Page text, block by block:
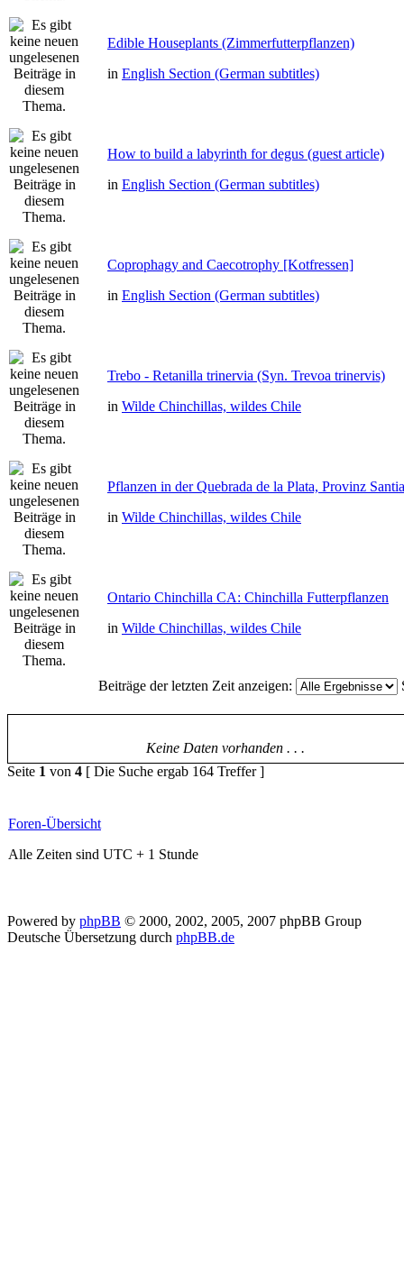
Edible Houseplants (Zimmerfutterpflanzen)
in English Section (German subtitles)
How to build a labyrinth for degus (guest article)
in English Section (German subtitles)
Coprophagy and Caecotrophy [Kotfressen]
in English Section (German subtitles)
Trebo - Retanilla trinervia (Syn. Trevoa trinervis)
in Wilde Chinchillas, wildes Chile
Pflanzen in der Quebrada de la Plata, Provinz
in Wilde Chinchillas, wildes Chile
Ontario Chinchilla CA: Chinchilla Futterpflanzen
in Wilde Chinchillas, wildes Chile
Beiträge der letzten Zeit anzeigen:
Keine Daten vorhanden . . .
Seite 1 von 4 [ Die Suche ergab 164 Treffer ]
Foren-Übersicht
Alle Zeiten sind UTC + 1 Stunde
Powered by phpBB © 2000, 2002, 2005, 2007 phpBB Group
Deutsche Übersetzung durch phpBB.de